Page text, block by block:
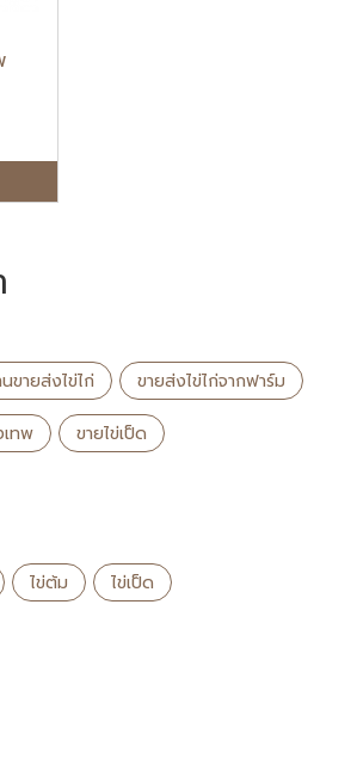
นขายส่งไข่ไก่ ขายส่งไข่ไก่จากฟาร์ม
ทพ ขายไข่เป็ด
ไข่ต้ม ไข่เป็ด